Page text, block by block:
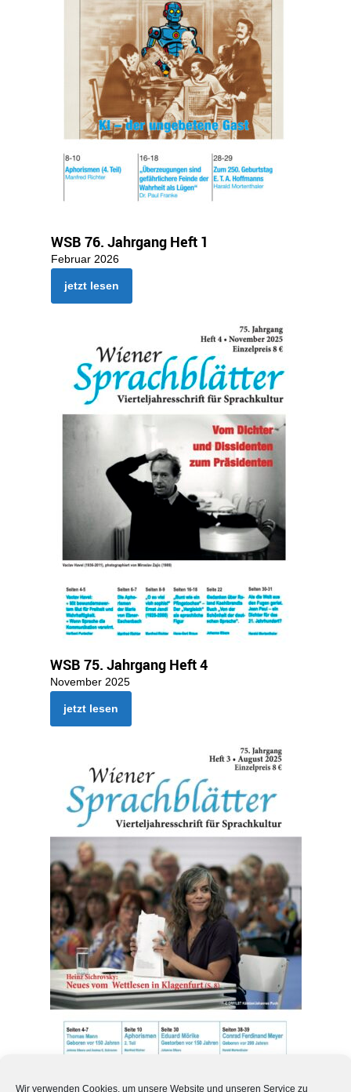
Wir verwenden Cookies, um unsere Website und unseren Service zu
WSB 76. Jahrgang Heft 1
Februar 2026
jetzt lesen
WSB 75. Jahrgang Heft 4
November 2025
jetzt lesen
WSB 75. Jahrgang Heft 3